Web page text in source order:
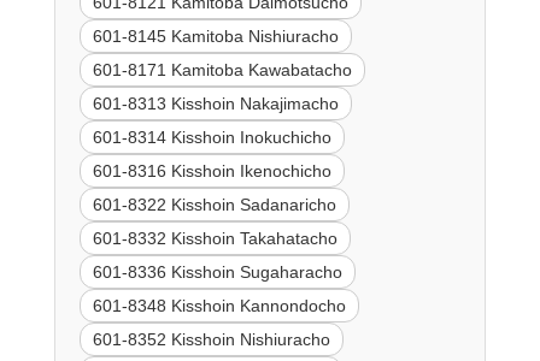
601-8145 Kamitoba Nishiuracho
601-8171 Kamitoba Kawabatacho
601-8313 Kisshoin Nakajimacho
601-8314 Kisshoin Inokuchicho
601-8316 Kisshoin Ikenochicho
601-8322 Kisshoin Sadanaricho
601-8332 Kisshoin Takahatacho
601-8336 Kisshoin Sugaharacho
601-8348 Kisshoin Kannondocho
601-8352 Kisshoin Nishiuracho